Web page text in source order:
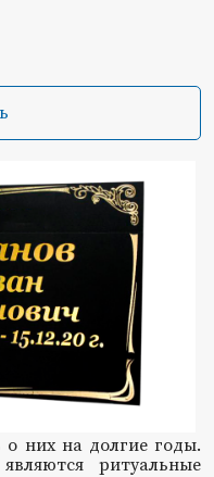
о них на долгие годы.
ритуальные